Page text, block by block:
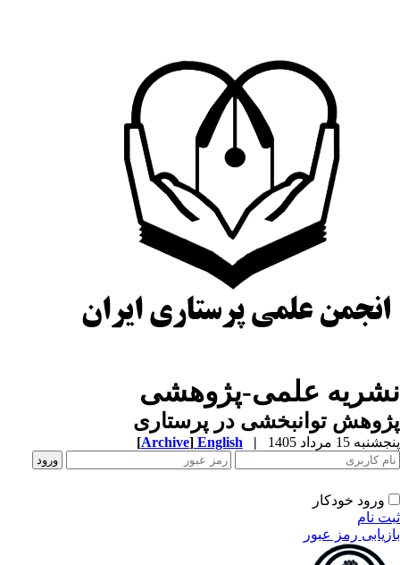
علمی-پژوهشی
توانبخشی در پرستاری
15 مرداد 1405 |
English
[Archive]
ورود خودکار
نام
رمز عبور